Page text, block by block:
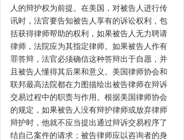
人的辩护权为前提。在美国，对被告人进行传
讯时，法官要告知被告人享有的诉讼权利，包
括获得律师帮助的权利，如果被告人无力聘请
律师，法院应为其指定律师。如果被告人作有
罪答辩，法官必须确信这种答辩出于自愿，并
且被告人懂得其后果和意义。美国律师协会和
联邦最高法院都在力图描绘出被告律师在辩诉
交易过程中的职责与作用。根据美国律师协会
的规定，如果被告人没有辩护律师或放弃律师
辩护时，他就不应当提出通过辩诉交易程序了
结自己案件的请求；被告律师应以咨询者的身